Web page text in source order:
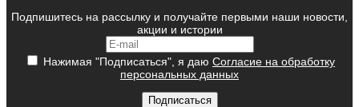
Подпишитесь на рассылку и получайте первыми наши новости,
акции и истории
Нажимая "Подписаться", я даю Согласие на обработку
персональных данных
Подписаться